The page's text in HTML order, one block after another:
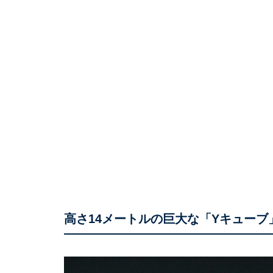
高さ14メートルの巨大な「Yキューブ